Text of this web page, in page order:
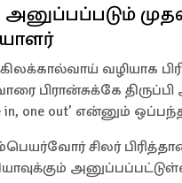
அனுப்பப்படும்
வழியாக
பிரான்சுக்கே
in, one out’ என்னும்
சிலர்